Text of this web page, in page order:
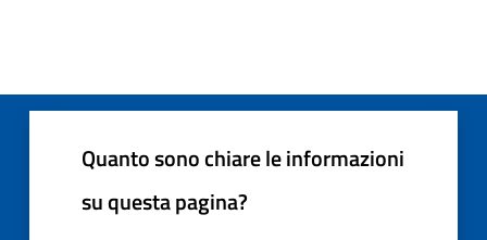
Quanto sono chiare le informazioni
su questa pagina?